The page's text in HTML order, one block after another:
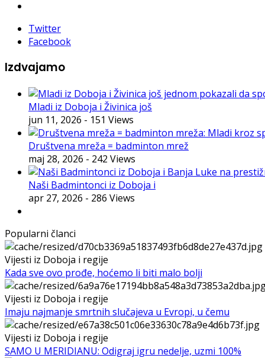
Twitter
Facebook
Izdvajamo
Mladi iz Doboja i Živinica još
jun 11, 2026 - 151 Views
Društvena mreža = badminton mrež
maj 28, 2026 - 242 Views
Naši Badmintonci iz Doboja i
apr 27, 2026 - 286 Views
Popularni članci
Vijesti iz Doboja i regije
Kada sve ovo prođe, hoćemo li biti malo bolji
Vijesti iz Doboja i regije
Imaju najmanje smrtnih slučajeva u Evropi, u čemu
Vijesti iz Doboja i regije
SAMO U MERIDIANU: Odigraj igru nedelje, uzmi 100%